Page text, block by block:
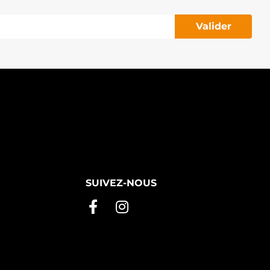
Valider
SUIVEZ-NOUS